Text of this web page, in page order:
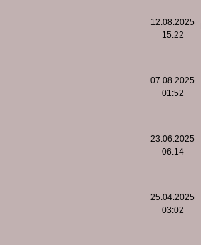
12.08.2025
15:22
07.08.2025
01:52
23.06.2025
06:14
25.04.2025
03:02